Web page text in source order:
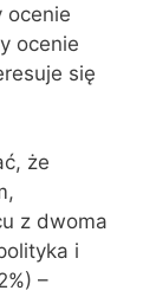
ocenie
ocenie
się
że
z dwoma
i
–